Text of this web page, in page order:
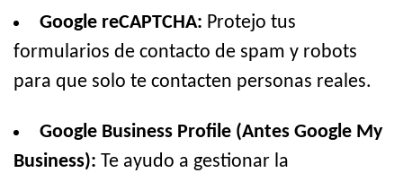
Google reCAPTCHA: Protejo tus
formularios de contacto de spam y robots
para que solo te contacten personas reales.
Google Business Profile (Antes Google My
Business): Te ayudo a gestionar la